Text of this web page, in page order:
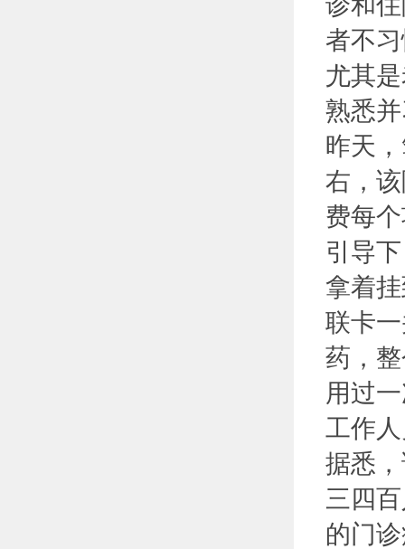
者不
尤其
熟悉
昨天
右，
费每
引导
拿着
联卡
药，
用过
工作
据悉
三四
的门